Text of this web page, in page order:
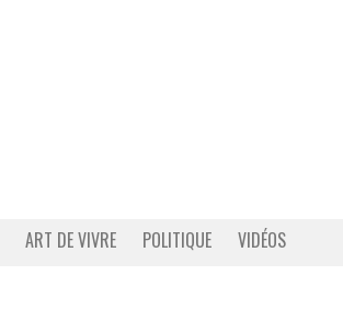
ART DE VIVRE POLITIQUE VIDÉOS